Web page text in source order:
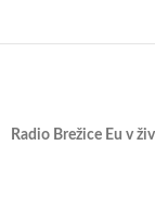
Radio Brežice Eu v